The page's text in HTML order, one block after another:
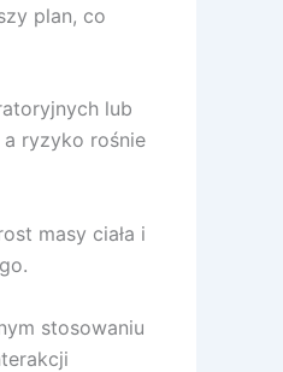
plan, co
lub
ryzyko rośnie
masy ciała i
stosowaniu